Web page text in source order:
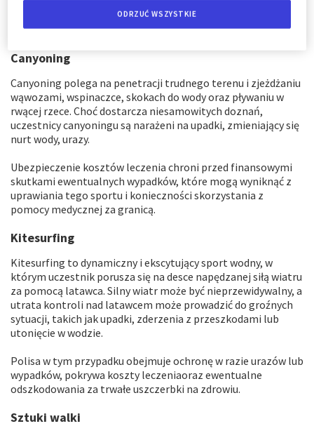
Canyoning
Canyoning polega na penetracji trudnego terenu i zjeżdżaniu
wąwozami, wspinaczce, skokach do wody oraz pływaniu w
rwącej rzece. Choć dostarcza niesamowitych doznań,
uczestnicy canyoningu są narażeni na upadki, zmieniający się
nurt wody, urazy.
Ubezpieczenie kosztów leczenia chroni przed finansowymi
skutkami ewentualnych wypadków, które mogą wyniknąć z
uprawiania tego sportu i konieczności skorzystania z
pomocy medycznej za granicą.
Kitesurfing
Kitesurfing to dynamiczny i ekscytujący sport wodny, w
którym uczestnik porusza się na desce napędzanej siłą wiatru
za pomocą latawca. Silny wiatr może być nieprzewidywalny, a
utrata kontroli nad latawcem może prowadzić do groźnych
sytuacji, takich jak upadki, zderzenia z przeszkodami lub
utonięcie w wodzie.
Polisa w tym przypadku obejmuje ochronę w razie urazów lub
wypadków, pokrywa koszty leczeniaoraz ewentualne
odszkodowania za trwałe uszczerbki na zdrowiu.
Sztuki walki
ODRZUĆ WSZYSTKIE